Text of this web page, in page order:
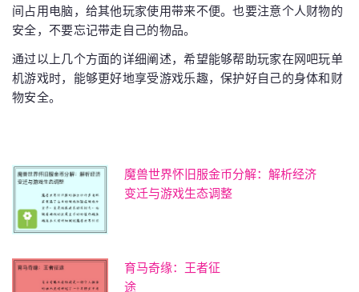
间占用电脑，给其他玩家使用带来不便。也要注意个人财物的
安全，不要忘记带走自己的物品。
通过以上几个方面的详细阐述，希望能够帮助玩家在网吧玩单
机游戏时，能够更好地享受游戏乐趣，保护好自己的身体和财
物安全。
魔兽世界怀旧服金币分解：解析经济
变迁与游戏生态调整
育马奇缘：王者征
途